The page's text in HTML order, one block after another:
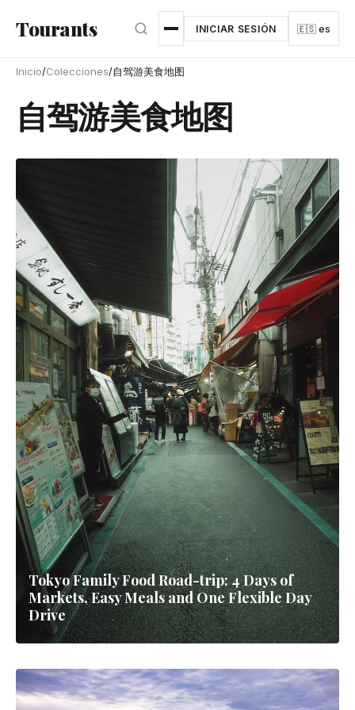
Tourants INICIAR SESIÓN 🇪🇸 es
Inicio/Colecciones/自驾游美食地图
自驾游美食地图
Tokyo Family Food Road-trip: 4 Days of
Markets, Easy Meals and One Flexible Day
Drive